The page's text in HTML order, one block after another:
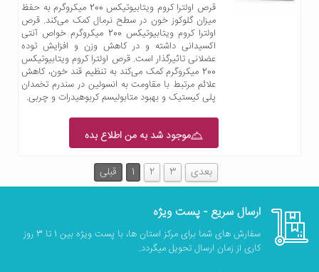
قرص اولترا کروم ویتابیوتیکس 200 میکروگرم به حفظ
میزان گلوکوز خون در سطح نرمال کمک می‌کند. قرص
اولترا کروم ویتابیوتیکس 200 میکروگرم خواص آنتی
اکسیدانی داشته و در کاهش وزن و افزایش توده
عضلانی تاثیرگذار است. قرص اولترا کروم ویتابیوتیکس
200 میکروگرم کمک می‌کند به تنظیم قند خون، کاهش
علائم مرتبط با مقاومت به انسولین در سندرم تخمدان
پلی کیستیک و بهبود متابولیسم کربوهیدرات و چربی.
موجود شد به من اطلاع بده
قبلی 1 2 3 بعدی
ارسال سریع - پست ویژه
سفارش های شما برای مرکز استان ها، با پست ویژه بین 1 تا 3 روز
کاری از زمان ارسال تحویل میگردد.